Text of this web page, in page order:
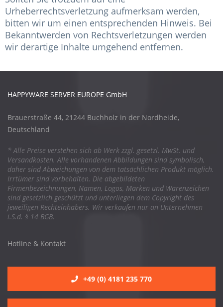
Urheberrechtsverletzung aufmerksam werden,
bitten wir um einen entsprechenden Hinweis. Bei
Bekanntwerden von Rechtsverletzungen werden
wir derartige Inhalte umgehend entfernen.
HAPPYWARE SERVER EUROPE GmbH
Brauerstraße 44, 21244 Buchholz in der Nordheide,
Deutschland
* Alle Preise verstehen sich ab Werk zzgl. gesetzl. MwSt. und
Versandkosten. Alle vorhandenen Abbildungen sind symbolisch,
daher sind Abweichungen von dem tatsächlichen Produkt möglich.
Irrtümer sind vorbehalten. Die abgebildeten
Firmenbezeichnungen, Namen, Logos, Marken und Warenzeichen
sind gesetzlich geschützt und unterliegen dem Copyright des
jeweiligen Rechteinhabers. Wir verkaufen nur an Unternehmen
i.S.d. § 14 BGB.
Hotline & Kontakt
+49 (0) 4181 235 770